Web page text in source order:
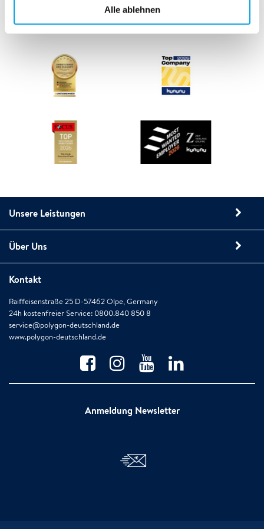
Alle ablehnen
Unsere Leistungen
Über Uns
Kontakt
Raiffeisenstraße 25 D-57462 Olpe, Germany
24h kostenfreier Service: 0800.840 850 8
service@polygon-deutschland.de
www.polygon-deutschland.de
Anmeldung Newsletter